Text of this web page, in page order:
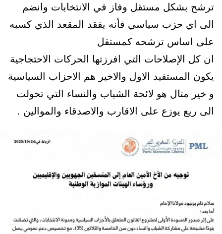
ترشح بشكل مستقل وفاز في الانتخابات وانضم
الى اي حزب سياسي فأنه يفقد المقعد الذي كسبه
على اساس ترشحه كمستقل
ان كل الإصلاحات التي افرزتها الحركات الاحتجاجية
يكون المستفيد الاول والاخير هم الاحزاب السياسية
و خير متال هو لائحة الشباب والنساء التي تحولت
الى ريع يوزع على الاقارب والاصدقاء والموالين .